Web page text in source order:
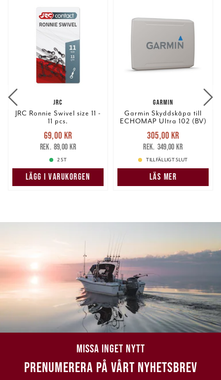
JRC
JRC Ronnie Swivel size 11 -
11 pcs.
Nuvarande pris
69,00 krTidigare pris
89,00 kr
69,00 kr
89,00 kr
2 ST
LÄGG I VARUKORGEN
GARMIN
Garmin Skyddskåpa till
ECHOMAP Ultra 102 (BV)
Nuvarande pris
305,00 krTidigare pris
349,00 kr
305,00 kr
349,00 kr
TILLFÄLLIGT SLUT
LÄS MER
MISSA INGET NYTT
PRENUMERERA PÅ VÅRT NYHETSBREV